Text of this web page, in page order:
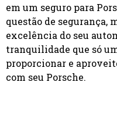
em um seguro para
questão de segurança,
excelência do seu
tranquilidade que só
proporcionar e
com seu Porsche.